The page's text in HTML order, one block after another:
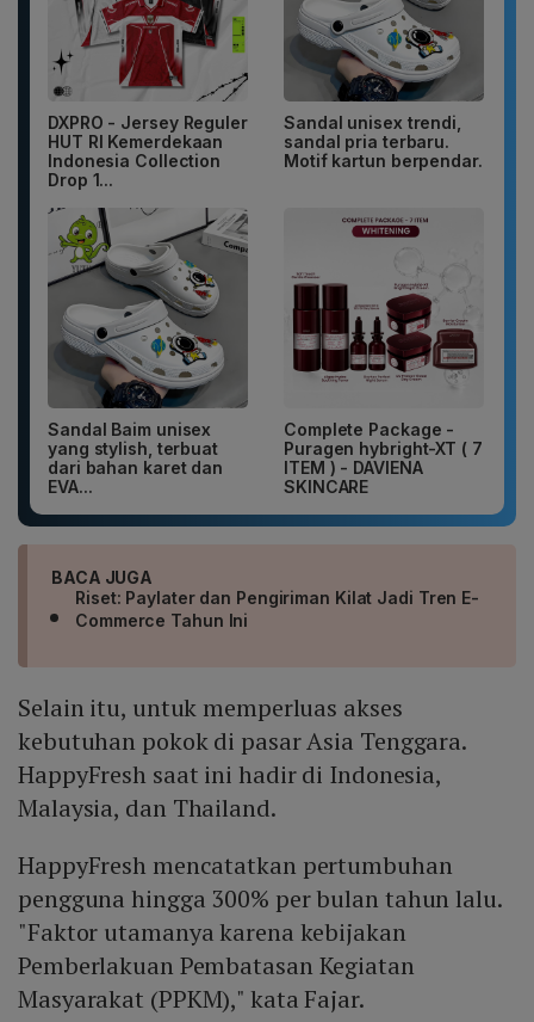
DXPRO - Jersey Reguler
HUT RI Kemerdekaan
Indonesia Collection
Drop 1...
Sandal unisex trendi,
sandal pria terbaru.
Motif kartun berpendar.
Sandal Baim unisex
yang stylish, terbuat
dari bahan karet dan
EVA...
Complete Package -
Puragen hybright-XT ( 7
ITEM ) - DAVIENA
SKINCARE
BACA JUGA
Riset: Paylater dan Pengiriman Kilat Jadi Tren E-
Commerce Tahun Ini
Selain itu, untuk memperluas akses
kebutuhan pokok di pasar Asia Tenggara.
HappyFresh saat ini hadir di Indonesia,
Malaysia, dan Thailand.
HappyFresh mencatatkan pertumbuhan
pengguna hingga 300% per bulan tahun lalu.
"Faktor utamanya karena kebijakan
Pemberlakuan Pembatasan Kegiatan
Masyarakat (PPKM)," kata Fajar.